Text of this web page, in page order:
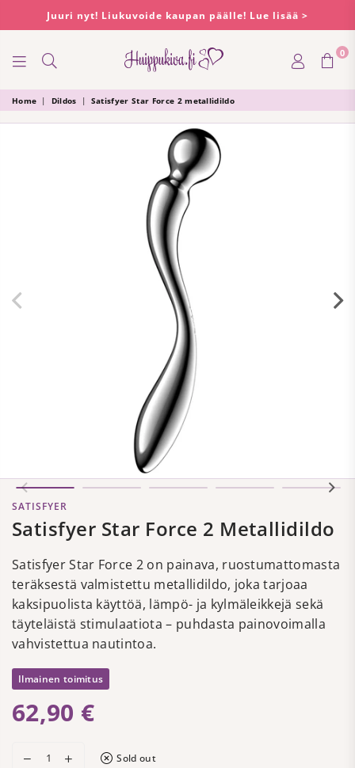
Juuri nyt! Liukuvoide kaupan päälle! Lue lisää >
HUIPPUKIVA
0
Home | Dildos | Satisfyer Star Force 2 metallidildo
SATISFYER
Satisfyer Star Force 2 Metallidildo
Satisfyer Star Force 2 on painava, ruostumattomasta
teräksestä valmistettu metallidildo, joka tarjoaa
kaksipuolista käyttöä, lämpö- ja kylmäleikkejä sekä
täyteläistä stimulaatiota – puhdasta painovoimalla
vahvistettua nautintoa.
Ilmainen toimitus
Regular
62,90 €
Sold out